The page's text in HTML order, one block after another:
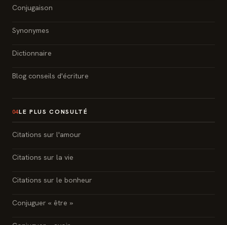
Conjugaison
Synonymes
Dictionnaire
Blog conseils d'écriture
04LE PLUS CONSULTÉ
Citations sur l'amour
Citations sur la vie
Citations sur le bonheur
Conjuguer « être »